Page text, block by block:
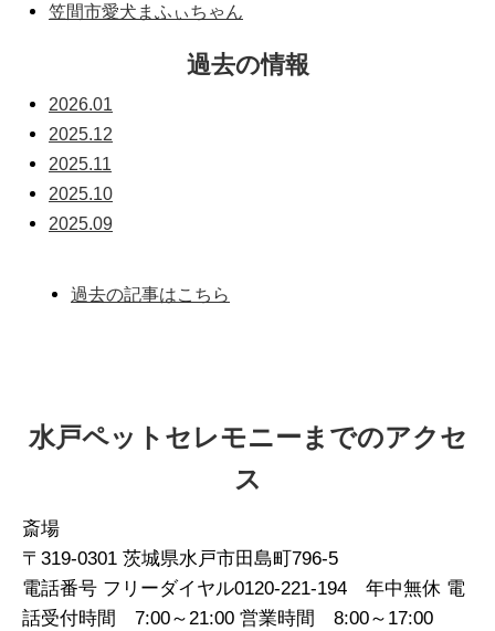
笠間市愛犬まふぃちゃん
過去の情報
2026.01
2025.12
2025.11
2025.10
2025.09
過去の記事はこちら
水戸ペットセレモニーまでのアクセ
ス
斎場
〒319-0301 茨城県水戸市田島町796-5
電話番号 フリーダイヤル0120-221-194 年中無休 電
話受付時間 7:00～21:00 営業時間 8:00～17:00